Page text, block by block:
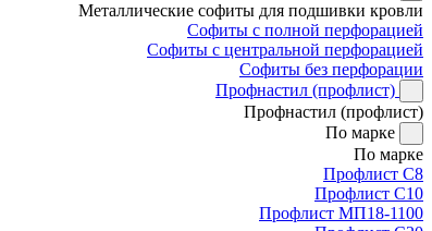
Металлические софиты для подшивки кровли
Софиты с полной перфорацией
Софиты с центральной перфорацией
Софиты без перфорации
Профнастил (профлист)
Профнастил (профлист)
По марке
По марке
Профлист С8
Профлист С10
Профлист МП18-1100